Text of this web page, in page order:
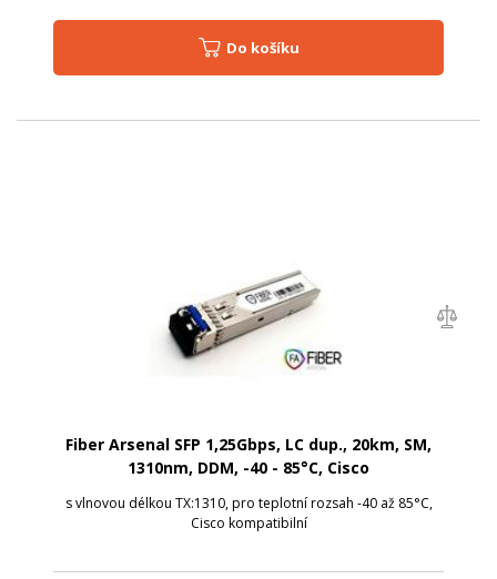
Do košíku
Fiber Arsenal SFP 1,25Gbps, LC dup., 20km, SM,
1310nm, DDM, -40 - 85°C, Cisco
s vlnovou délkou TX:1310, pro teplotní rozsah -40 až 85°C,
Cisco kompatibilní